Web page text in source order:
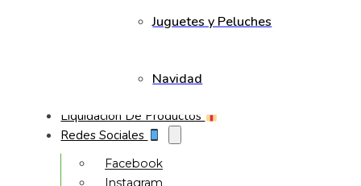
Juguetes y Peluches
Navidad
Liquidación De Productos
Redes Sociales
Facebook
Instagram